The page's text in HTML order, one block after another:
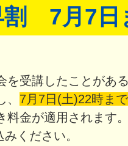
7月7日
を受講したことがあ
7月7日(土)22時ま
料金が適用されます
ください。